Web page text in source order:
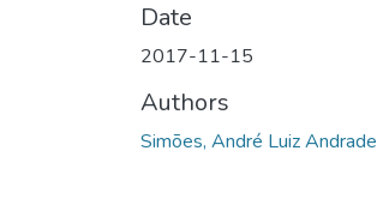
Date
2017-11-15
Authors
Simões, André Luiz Andrade